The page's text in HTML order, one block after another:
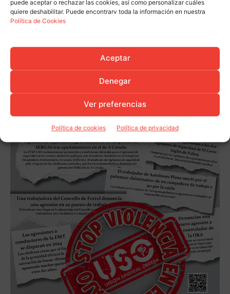
puede aceptar o rechazar las cookies, así como personalizar cuáles
quiere deshabilitar. Puede encontrarv toda la información en nuestra
Política de Cookies
Aceptar
Denegar
Ver preferencias
Política de cookies Política de privacidad